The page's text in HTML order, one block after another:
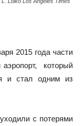
2015 года части
аэропорт, который
и стал одним из
с потерями